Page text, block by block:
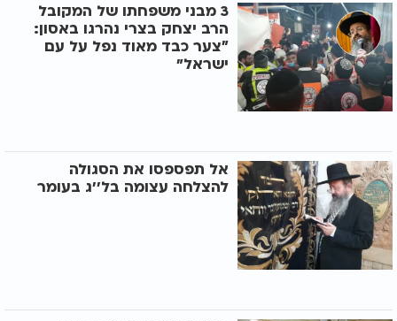
3 מבני משפחתו של המקובל
הרב יצחק בצרי נהרגו באסון:
״צער כבד מאוד נפל על עם
ישראל"
אל תפספסו את הסגולה
להצלחה עצומה בל’’ג בעומר